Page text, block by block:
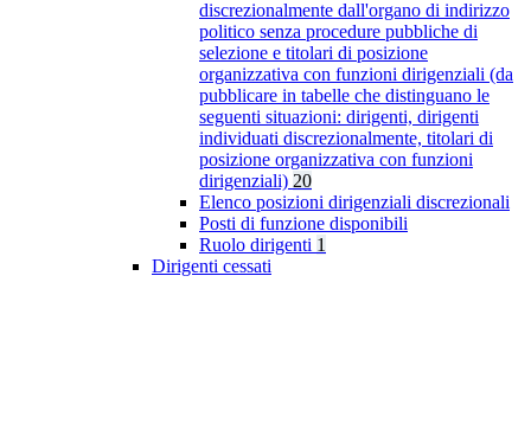
discrezionalmente dall'organo di indirizzo
politico senza procedure pubbliche di
selezione e titolari di posizione
organizzativa con funzioni dirigenziali (da
pubblicare in tabelle che distinguano le
seguenti situazioni: dirigenti, dirigenti
individuati discrezionalmente, titolari di
posizione organizzativa con funzioni
dirigenziali) 20
Elenco posizioni dirigenziali discrezionali
Posti di funzione disponibili
Ruolo dirigenti 1
Dirigenti cessati